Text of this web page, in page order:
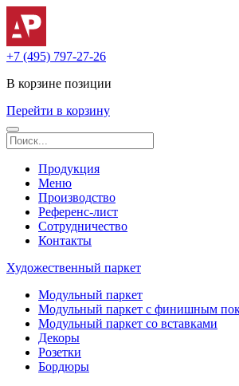
+7 (495) 797-27-26
В корзине позиции
Перейти в корзину
Продукция
Меню
Производство
Референс-лист
Сотрудничество
Контакты
Художественный паркет
Модульный паркет
Модульный паркет с финишным
Модульный паркет со вставками
Декоры
Розетки
Бордюры